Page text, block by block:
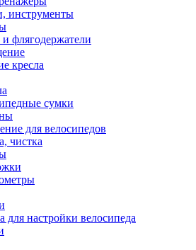
инструменты
флягодержатели
кресла
сумки
для велосипедов
чистка
для настройки велосипеда